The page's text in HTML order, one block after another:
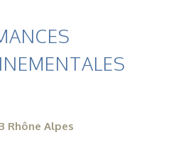
Rhône Alpes